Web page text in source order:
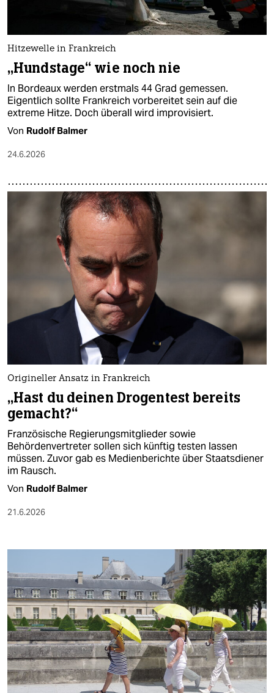
Hitzewelle in Frankreich
„Hundstage“ wie noch nie
In Bordeaux werden erstmals 44 Grad gemessen.
Eigentlich sollte Frankreich vorbereitet sein auf die
extreme Hitze. Doch überall wird improvisiert.
Von Rudolf Balmer
24.6.2026
Origineller Ansatz in Frankreich
„Hast du deinen Drogentest bereits
gemacht?“
Französische Regierungsmitglieder sowie
Behördenvertreter sollen sich künftig testen lassen
müssen. Zuvor gab es Medienberichte über Staatsdiener
im Rausch.
Von Rudolf Balmer
21.6.2026